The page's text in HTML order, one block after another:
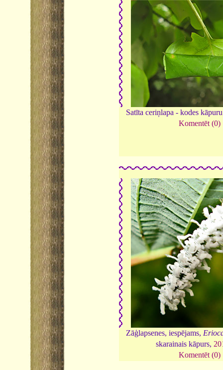
Satīta ceriņlapa - kodes
Komentēt (0)
Zāģlapsenes, iespējams,
skarainais kāpurs,
Komentēt (0)